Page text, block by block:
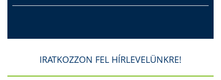
IRATKOZZON FEL HÍRLEVELÜNKRE!